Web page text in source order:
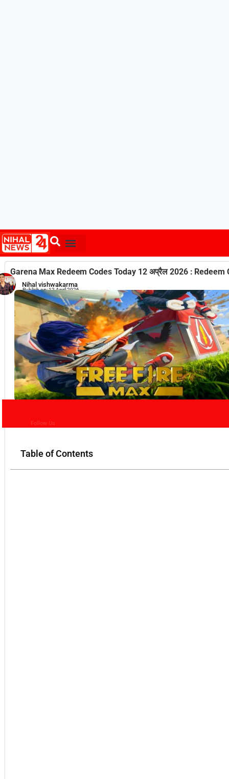
Garena Max Redeem Codes Today 12 अप्रैल 2026 : Redeem
Nihal vishwakarma
Publish on:12 April 2026
Follow Us
Table of Contents